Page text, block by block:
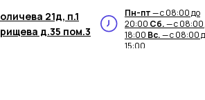
д.35 пом.3
21д, п.1 Пн-пт— с 08:00 до
20:00 Сб.— с 08:00
18:00 Вс.— с 08:00
15:00